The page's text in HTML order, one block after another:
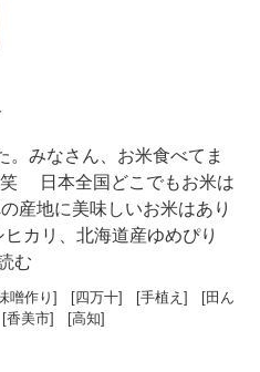
みなさん、お米食べてま
日本全国どこでもお米は
産地に美味しいお米はあり
カリ、北海道産ゆめぴり
む
噌作り] [四万十] [手植え] [田ん
香美市] [高知]